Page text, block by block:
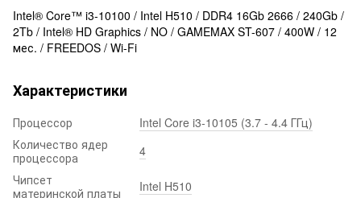
Intel® Core™ i3-10100 / Intel H510 / DDR4 16Gb 2666 / 240Gb /
2Tb / Intel® HD Graphics / NO / GAMEMAX ST-607 / 400W / 12
мес. / FREEDOS / Wi-Fi
Характеристики
Процессор
Intel Core i3-10105 (3.7 - 4.4 ГГц)
Количество ядер
процессора
4
Чипсет
материнской платы
Intel H510